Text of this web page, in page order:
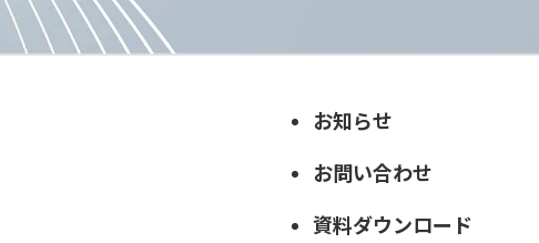
お知らせ
お問い合わせ
資料ダウンロード